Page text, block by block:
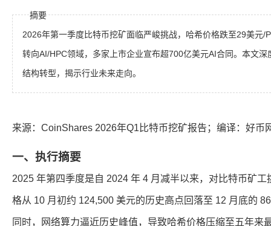
摘要
2026年第一季度比特币挖矿面临严峻挑战，哈希价格跌至29美元/
转向AI/HPC领域，多家上市企业宣布超700亿美元AI合同。本文
结构转型，揭示行业未来走向。
来源： CoinShares 2026年Q1比特币挖矿报告 ；编译：好币
一、执行摘要
2025 年第四季度是自 2024 年 4 月减半以来，对比特币矿
格从 10 月初约 124,500 美元的历史高点回落至 12 月底的
同时，网络算力逼近历史峰值，导致哈希价格压缩至五年来